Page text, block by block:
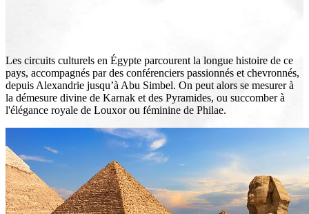
Les circuits culturels en Égypte parcourent la longue histoire de ce
pays, accompagnés par des conférenciers passionnés et chevronnés,
depuis Alexandrie jusqu’à Abu Simbel. On peut alors se mesurer à
la démesure divine de Karnak et des Pyramides, ou succomber à
l'élégance royale de Louxor ou féminine de Philae.